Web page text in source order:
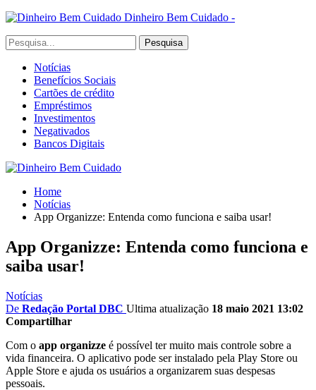
Dinheiro Bem Cuidado -
Notícias
Benefícios Sociais
Cartões de crédito
Empréstimos
Investimentos
Negativados
Bancos Digitais
Home
Notícias
App Organizze: Entenda como funciona e saiba usar!
App Organizze: Entenda como funciona e
saiba usar!
Notícias
De Redação Portal DBC Ultima atualização 18 maio 2021 13:02
Compartilhar
Com o app organizze é possível ter muito mais controle sobre a
vida financeira. O aplicativo pode ser instalado pela Play Store ou
Apple Store e ajuda os usuários a organizarem suas despesas
pessoais.